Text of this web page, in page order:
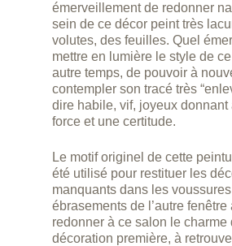
émerveillement de redonner
sein de ce décor peint très
volutes, des feuilles. Quel
mettre en lumière le style de
autre temps, de pouvoir à
contempler son tracé très
dire habile, vif, joyeux donnant
force et une certitude.
Le motif originel de cette
été utilisé pour restituer les
manquants dans les
ébrasements de l’autre fenêtre
redonner à ce salon le charme
décoration première, à